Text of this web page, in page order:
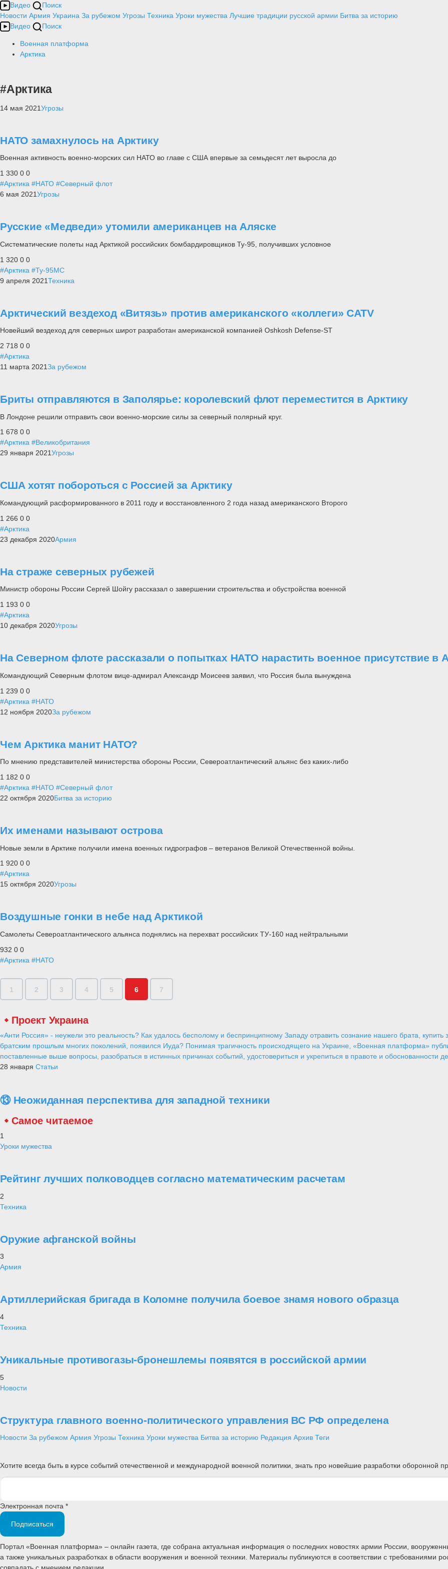
Видео
Поиск
Новости Армия Украина За рубежом Угрозы Техника Уроки мужества Лучшие традиции русской армии Битва за историю
Видео
Поиск
Военная платформа
Арктика
#Арктика
14 мая 2021Угрозы
НАТО замахнулось на Арктику
Военная активность военно-морских сил НАТО во главе с США впервые за семьдесят лет выросла до
1 330 0 0
#Арктика #НАТО #Северный флот
6 мая 2021Угрозы
Русские «Медведи» утомили американцев на Аляске
Систематические полеты над Арктикой российских бомбардировщиков Ту-95, получивших условное
1 320 0 0
#Арктика #Ту-95МС
9 апреля 2021Техника
Арктический вездеход «Витязь» против американского «коллеги» CATV
Новейший вездеход для северных широт разработан американской компанией Oshkosh Defense-ST
2 718 0 0
#Арктика
11 марта 2021За рубежом
Бриты отправляются в Заполярье: королевский флот переместится в Арктику
В Лондоне решили отправить свои военно-морские силы за северный полярный круг.
1 678 0 0
#Арктика #Великобритания
29 января 2021Угрозы
США хотят побороться с Россией за Арктику
Командующий расформированного в 2011 году и восстановленного 2 года назад американского Второго
1 266 0 0
#Арктика
23 декабря 2020Армия
На страже северных рубежей
Министр обороны России Сергей Шойгу рассказал о завершении строительства и обустройства военной
1 193 0 0
#Арктика
10 декабря 2020Угрозы
На Северном флоте рассказали о попытках НАТО нарастить военное присутствие в
Командующий Северным флотом вице-адмирал Александр Моисеев заявил, что Россия была вынуждена
1 239 0 0
#Арктика #НАТО
12 ноября 2020За рубежом
Чем Арктика манит НАТО?
По мнению представителей министерства обороны России, Североатлантический альянс без каких-либо
1 182 0 0
#Арктика #НАТО #Северный флот
22 октября 2020Битва за историю
Их именами называют острова
Новые земли в Арктике получили имена военных гидрографов – ветеранов Великой Отечественной войны.
1 920 0 0
#Арктика
15 октября 2020Угрозы
Воздушные гонки в небе над Арктикой
Самолеты Североатлантического альянса поднялись на перехват российских ТУ-160 над нейтральными
932 0 0
#Арктика #НАТО
1 2 3 4 5 6 7
Проект Украина
«Анти Россия» - неужели это реальность? Как удалось бесполому и беспринципному Западу отравить сознание нашего брата,
братским прошлым многих поколений, появился Иуда? Понимая трагичность происходящего на Украине, «Военная платформа»
поставленные выше вопросы, разобраться в истинных причинах событий, удостовериться и укрепиться в правоте и обоснованности
28 января Статьи
⑬ Неожиданная перспектива для западной техники
Самое читаемое
1
Уроки мужества
Рейтинг лучших полководцев согласно математическим расчетам
2
Техника
Оружие афганской войны
3
Армия
Артиллерийская бригада в Коломне получила боевое знамя нового образца
4
Техника
Уникальные противогазы-бронешлемы появятся в российской армии
5
Новости
Структура главного военно-политического управления ВС РФ определена
Новости За рубежом Армия Угрозы Техника Уроки мужества Битва за историю Редакция Архив Теги
Хотите всегда быть в курсе событий отечественной и международной военной политики, знать про новейшие разработки
Электронная почта *
Подписаться
Портал «Военная платформа» – онлайн газета, где собрана актуальная информация о последних новостях армии России,
а также уникальных разработках в области вооружения и военной техники. Материалы публикуются в соответствии с требованиями
совпадать с мнением редакции.